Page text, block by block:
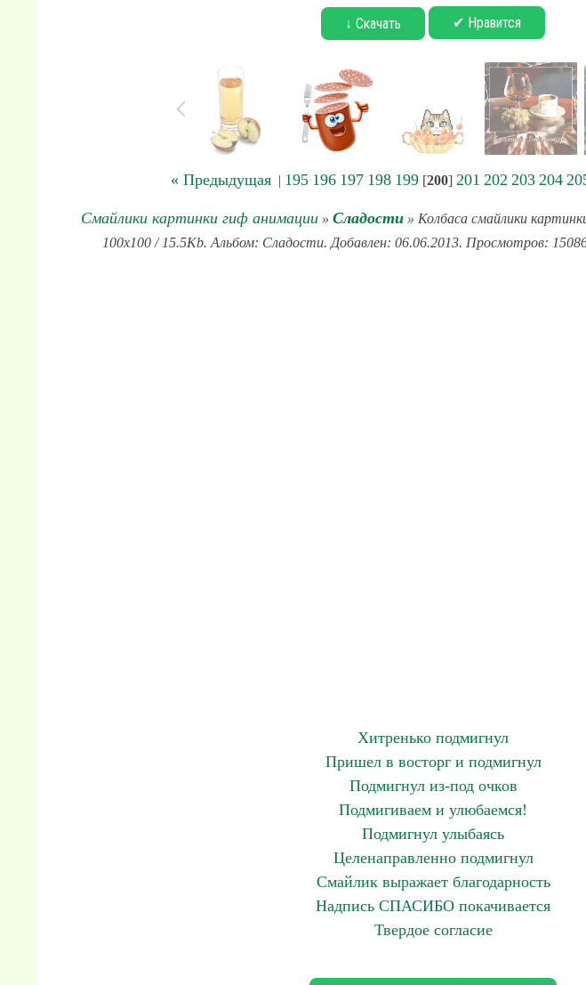
↓ Скачать ✔ Нравится
« Предыдущая| 195 196 197 198 199[200] 201 202 203 204
Смайлики картинки гиф анимации» Сладости» Колбаса смайлики
100x100 / 15.5Kb. Альбом: Сладости. Добавлен: 06.06.2013. Просмотров:
Хитренько подмигнул
Пришел в восторг и подмигнул
Подмигнул из-под очков
Подмигиваем и улюбаемся!
Подмигнул улыбаясь
Целенаправленно подмигнул
Смайлик выражает благодарность
Надпись СПАСИБО покачивается
Твердое согласие